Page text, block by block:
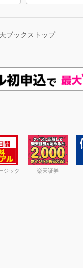
ブックストップ
ジック 楽天証券